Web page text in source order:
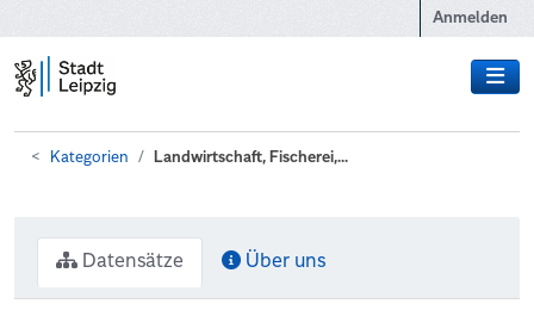
Anmelden
Kategorien Landwirtschaft, Fischerei,...
Datensätze Über uns